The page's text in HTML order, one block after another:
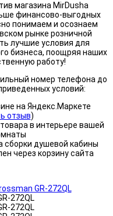
магазина MirDusha
финансово-выгодных
понимаем и осознаем
рынке розничной
лучшие условия для
бизнеса, поощряя наших
работу!
номер телефона до
условий:
на Яндекс.Маркете
отзыв)
в интерьере вашей
сборки душевой кабины
через корзину сайта